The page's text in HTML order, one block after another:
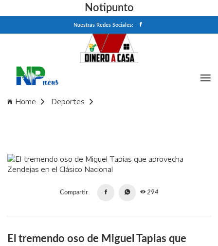
Notipunto
Nuestras Redes Sociales:
Home
Deportes
Compartir 294
El tremendo oso de Miguel Tapias que